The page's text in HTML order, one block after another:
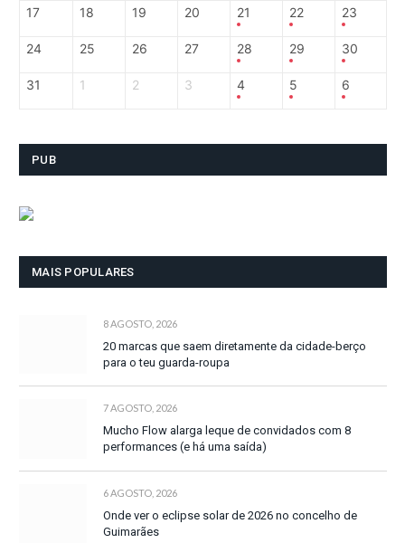
17 18 19 20 21 22 23
24 25 26 27 28 29 30
31 1 2 3 4 5 6
PUB
MAIS POPULARES
8 AGOSTO, 2026
20 marcas que saem diretamente da cidade-berço
para o teu guarda-roupa
7 AGOSTO, 2026
Mucho Flow alarga leque de convidados com 8
performances (e há uma saída)
6 AGOSTO, 2026
Onde ver o eclipse solar de 2026 no concelho de
Guimarães